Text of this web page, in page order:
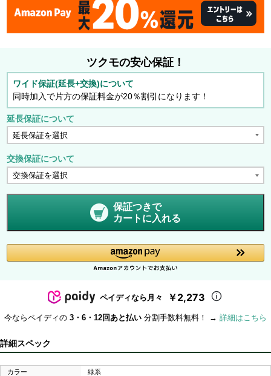
ツクモの安心保証！
ワイド保証(延長+交換)について
同時加入で片方の保証料金が20％割引になります！
延長保証について
交換保証について
保証つきで
カートに入れる
ペイディなら月々 ￥2,273
今ならペイディの 3・6・12回あと払い 分割手数料無料！ → 詳細はこちら
詳細スペック
カラー
緑系